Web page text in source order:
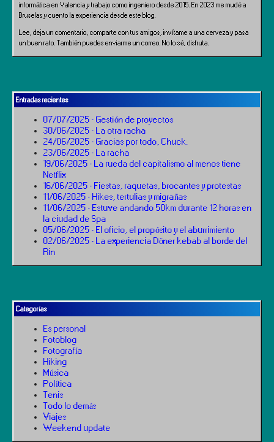
informática en Valencia y trabajo como ingeniero desde 2015. En 2023 me mudé a
Bruselas y cuento la experiencia desde este blog.
Lee, deja un comentario, comparte con tus amigos, invítame a una cerveza y pasa
un buen rato. También puedes enviarme un correo. No lo sé, disfruta.
Entradas recientes
07/07/2025 - Gestión de proyectos
30/06/2025 - La otra racha
24/06/2025 - Gracias por todo, Chuck.
23/06/2025 - La racha
19/06/2025 - La rueda del capitalismo al menos tiene
Netflix
16/06/2025 - Fiestas, raquetas, brocantes y protestas
11/06/2025 - Hikes, tertulias y migrañas
11/06/2025 - Estuve andando 50km durante 12 horas en
la ciudad de Spa
05/06/2025 - El oficio, el propósito y el aburrimiento
02/06/2025 - La experiencia Döner kebab al borde del
Rin
Categorías
Es personal
Fotoblog
Fotografía
Hiking
Música
Política
Tenis
Todo lo demás
Viajes
Weekend update